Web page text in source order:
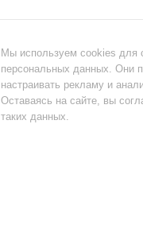
Мы используем cookies для
персональных данных. Они
настраивать рекламу и
Оставаясь на сайте, вы
таких данных.